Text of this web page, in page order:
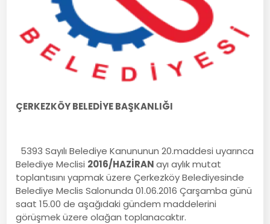
ÇERKEZKÖY BELEDİYE BAŞKANLIĞI
5393 Sayılı Belediye Kanununun 20.maddesi uyarınca
Belediye Meclisi 2016/HAZİRANayı aylık mutat
toplantısını yapmak üzere Çerkezköy Belediyesinde
Belediye Meclis Salonunda 01.06.2016 Çarşamba günü
saat 15.00 de aşağıdaki gündem maddelerini
görüşmek üzere olağan toplanacaktır.